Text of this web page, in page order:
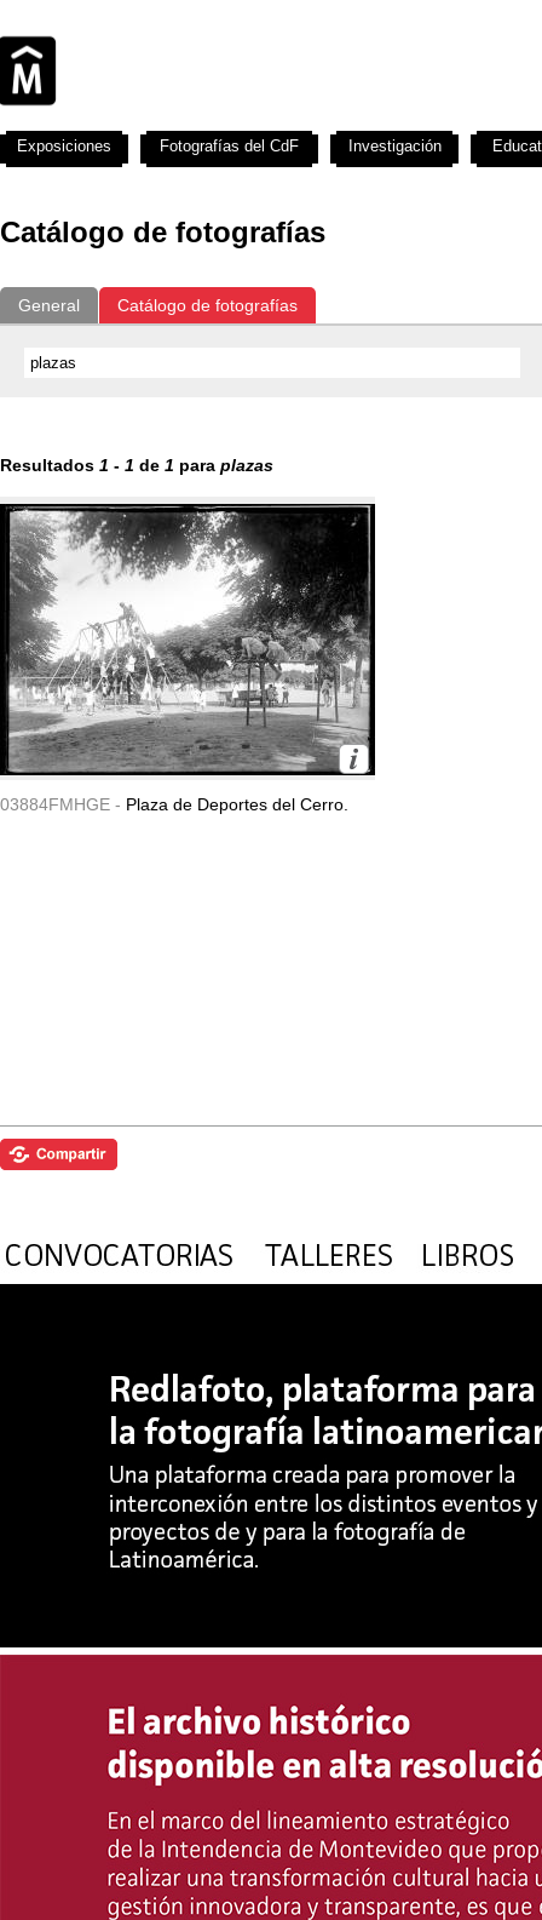
Catálogo de fotografías
General Catálogo de fotografías
Resultados 1 - 1 de 1 para plazas
03884FMHGE - Plaza de Deportes del Cerro.
Exposiciones Fotografías del CdF Investigación